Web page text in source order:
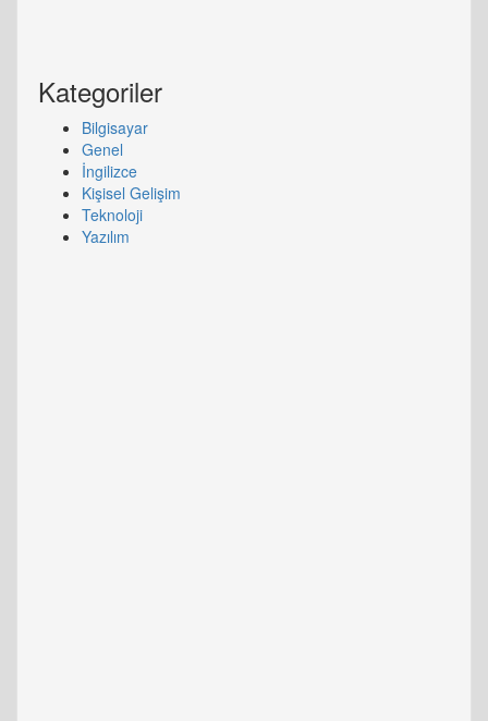
Kategoriler
Bilgisayar
Genel
İngilizce
Kişisel Gelişim
Teknoloji
Yazılım